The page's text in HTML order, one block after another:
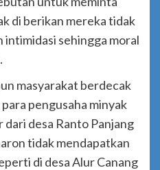
di berikan mereka tidak
intimidasi sehingga moral
masyarakat berdecak
pengusaha minyak
desa Ranto Panjang
tidak mendapatkan
di desa Alur Canang